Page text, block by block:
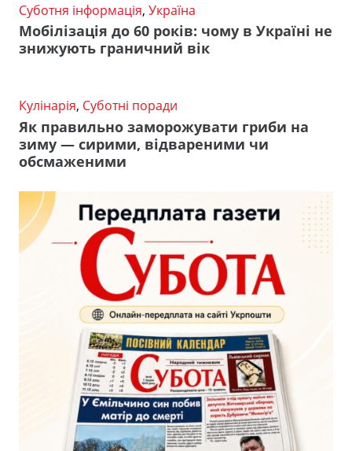
Суботня інформація, Україна
Мобілізація до 60 років: чому в Україні не
знижують граничний вік
Кулінарія, Суботні поради
Як правильно заморожувати гриби на
зиму — сирими, відвареними чи
обсмаженими